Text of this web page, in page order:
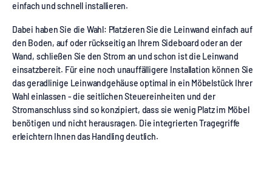
einfach und schnell installieren.
Dabei haben Sie die Wahl: Platzieren Sie die Leinwand einfach auf
den Boden, auf oder rückseitig an Ihrem Sideboard oder an der
Wand, schließen Sie den Strom an und schon ist die Leinwand
einsatzbereit. Für eine noch unauffälligere Installation können Sie
das geradlinige Leinwandgehäuse optimal in ein Möbelstück Ihrer
Wahl einlassen - die seitlichen Steuereinheiten und der
Stromanschluss sind so konzipiert, dass sie wenig Platz im Möbel
benötigen und nicht herausragen. Die integrierten Tragegriffe
erleichtern Ihnen das Handling deutlich.